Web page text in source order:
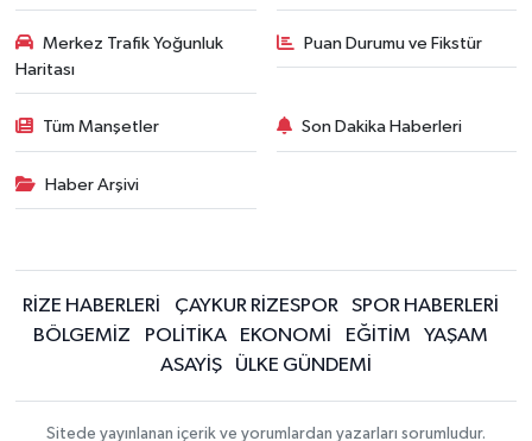
Merkez Trafik Yoğunluk
Haritası
Puan Durumu ve Fikstür
Tüm Manşetler Son Dakika Haberleri
Haber Arşivi
RİZE HABERLERİ ÇAYKUR RİZESPOR
SPOR HABERLERİ
BÖLGEMİZ
POLİTİKA EKONOMİ EĞİTİM
YAŞAM
ASAYİŞ
ÜLKE GÜNDEMİ
Sitede yayınlanan içerik ve yorumlardan yazarları sorumludur.